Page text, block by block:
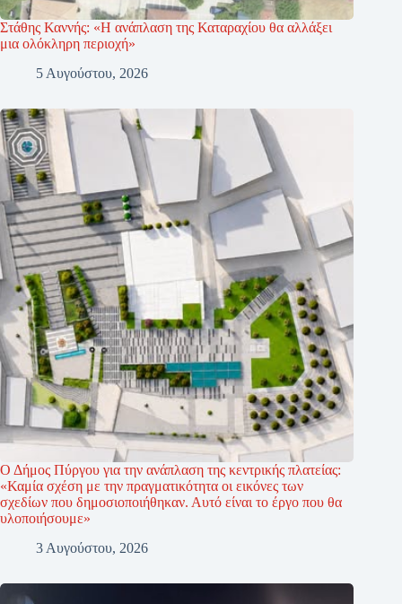
Στάθης Καννής: «Η ανάπλαση της Καταραχίου θα αλλάξει
μια ολόκληρη περιοχή»
5 Αυγούστου, 2026
Ο Δήμος Πύργου για την ανάπλαση της κεντρικής πλατείας:
«Καμία σχέση με την πραγματικότητα οι εικόνες των
σχεδίων που δημοσιοποιήθηκαν. Αυτό είναι το έργο που θα
υλοποιήσουμε»
3 Αυγούστου, 2026